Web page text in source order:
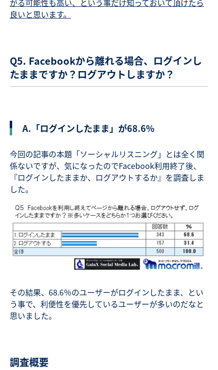
がる可能性も高い、という事だけ知っておいて頂けたら
良いと思います。
Q5. Facebookから離れる場合、ログインし
たままですか？ログアウトしますか？
A.「ログインしたまま」が68.6%
今回の記事の本題「ソーシャルリスニング」とは全く関
係ないですが、気になったのでFacebook利用終了後、
『ログインしたままか、ログアウトするか』を調査しま
した。
その結果、68.6％のユーザーがログインしたまま、とい
う事で、利便性を優先しているユーザーが多いのだなと
思いました。
調査概要